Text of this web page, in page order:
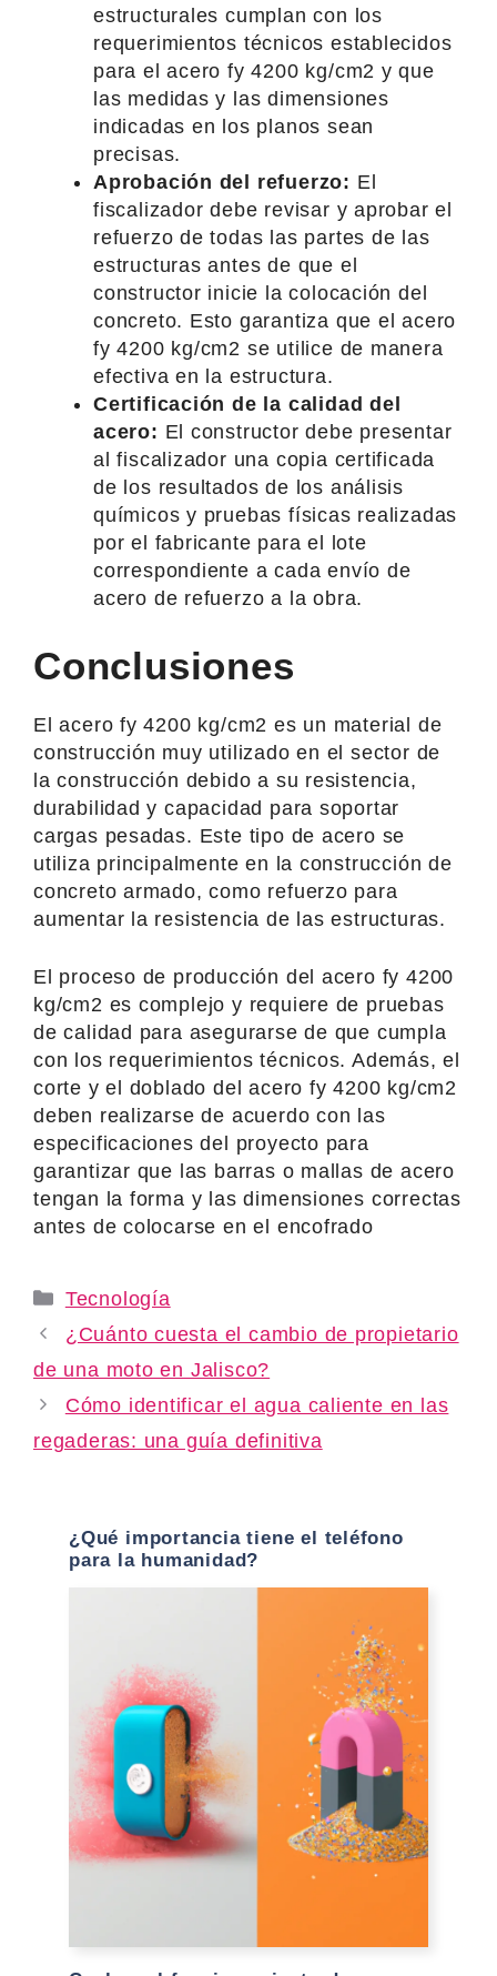
estructurales cumplan con los
requerimientos técnicos establecidos
para el acero fy 4200 kg/cm2 y que
las medidas y las dimensiones
indicadas en los planos sean
precisas.
Aprobación del refuerzo: El
fiscalizador debe revisar y aprobar el
refuerzo de todas las partes de las
estructuras antes de que el
constructor inicie la colocación del
concreto. Esto garantiza que el acero
fy 4200 kg/cm2 se utilice de manera
efectiva en la estructura.
Certificación de la calidad del
acero: El constructor debe presentar
al fiscalizador una copia certificada
de los resultados de los análisis
químicos y pruebas físicas realizadas
por el fabricante para el lote
correspondiente a cada envío de
acero de refuerzo a la obra.
Conclusiones
El acero fy 4200 kg/cm2 es un material de
construcción muy utilizado en el sector de
la construcción debido a su resistencia,
durabilidad y capacidad para soportar
cargas pesadas. Este tipo de acero se
utiliza principalmente en la construcción de
concreto armado, como refuerzo para
aumentar la resistencia de las estructuras.
El proceso de producción del acero fy 4200
kg/cm2 es complejo y requiere de pruebas
de calidad para asegurarse de que cumpla
con los requerimientos técnicos. Además, el
corte y el doblado del acero fy 4200 kg/cm2
deben realizarse de acuerdo con las
especificaciones del proyecto para
garantizar que las barras o mallas de acero
tengan la forma y las dimensiones correctas
antes de colocarse en el encofrado
Categories
Tecnología
¿Cuánto cuesta el cambio de propietario
de una moto en Jalisco?
Cómo identificar el agua caliente en las
regaderas: una guía definitiva
¿Qué importancia tiene el teléfono
para la humanidad?